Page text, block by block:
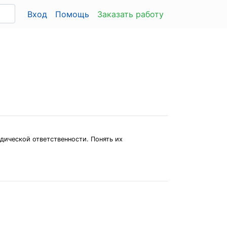
Вход Помощь Заказать работу
ответственности. Понять их